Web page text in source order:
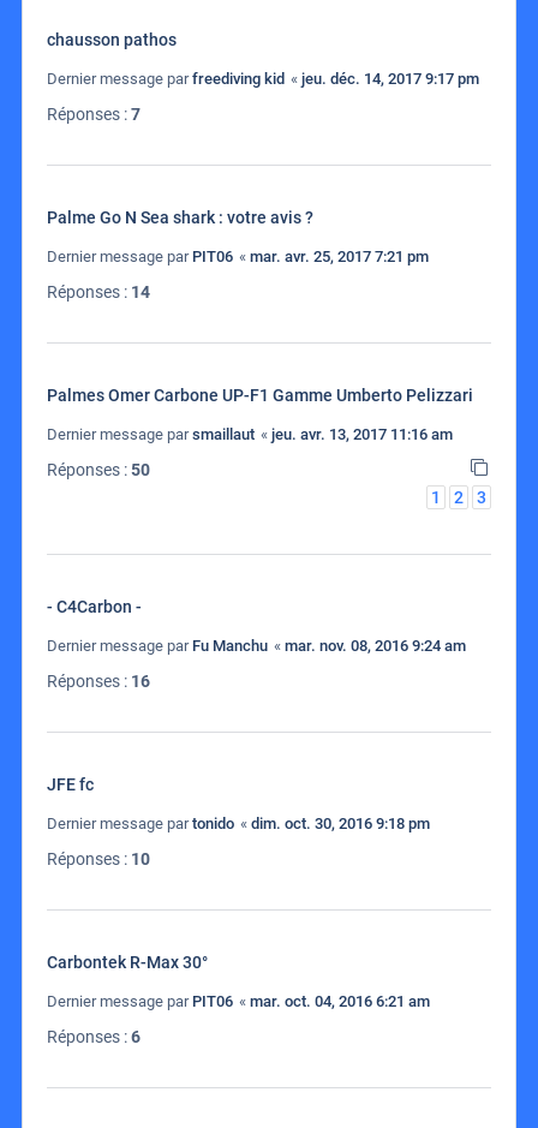
chausson pathos
Dernier message parfreediving kid « jeu. déc. 14, 2017 9:17 pm
Réponses :7
Palme Go N Sea shark : votre avis ?
Dernier message par PIT06 « mar. avr. 25, 2017 7:21 pm
Réponses : 14
Palmes Omer Carbone UP-F1 Gamme Umberto Pelizzari
Dernier message parsmaillaut « jeu. avr. 13, 2017 11:16 am
Réponses :50
1
2 3
- C4Carbon -
Dernier message par Fu Manchu « mar. nov. 08, 2016 9:24 am
Réponses : 16
JFE fc
Dernier message partonido « dim. oct. 30, 2016 9:18 pm
Réponses : 10
Carbontek R-Max 30°
Dernier message par PIT06 « mar. oct. 04, 2016 6:21 am
Réponses :6